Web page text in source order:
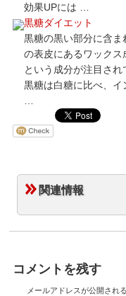
効果UPには …
黒糖ダイエット
黒糖の黒い部分に含
の表皮にあるワック
という成分が注目さ
黒糖は白糖に比べ、イ
関連情報
コメントを残す
メールアドレスが公開され